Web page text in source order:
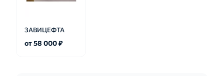
ЗАВИЦЕФТА
от 58 000 ₽